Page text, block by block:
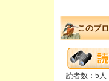
このブ
読者数：5人